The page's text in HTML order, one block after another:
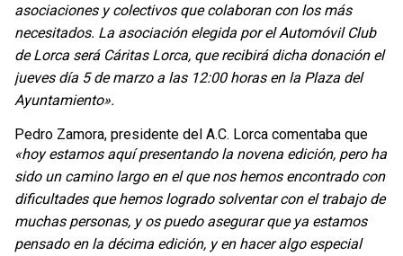
asociaciones y colectivos que colaboran con los más
necesitados. La asociación elegida por el Automóvil Club
de Lorca será Cáritas Lorca, que recibirá dicha donación el
jueves día 5 de marzo a las 12:00 horas en la Plaza del
Ayuntamiento».
Pedro Zamora, presidente del A.C. Lorca comentaba que
«hoy estamos aquí presentando la novena edición, pero ha
sido un camino largo en el que nos hemos encontrado con
dificultades que hemos logrado solventar con el trabajo de
muchas personas, y os puedo asegurar que ya estamos
pensado en la décima edición, y en hacer algo especial